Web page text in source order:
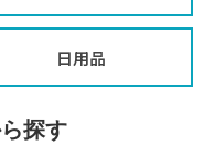
日用品
探す